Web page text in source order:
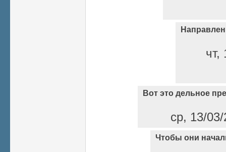
чт,
Вот это дельное
ср, 13/
Чтобы они